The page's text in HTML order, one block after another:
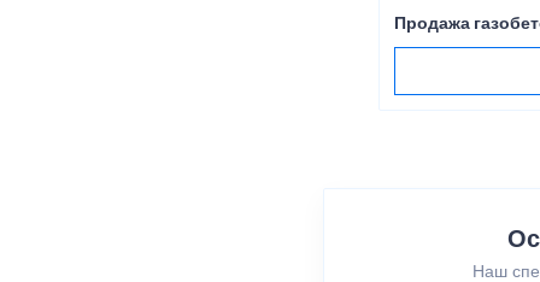
Продажа
Наш